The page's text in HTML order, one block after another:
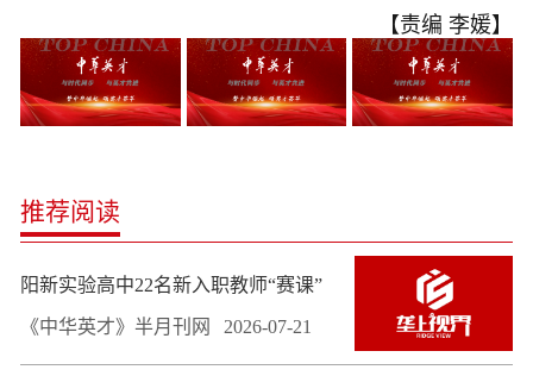
【责编 李媛】
推荐阅读
阳新实验高中22名新入职教师“赛课”
《中华英才》半月刊网 2026-07-21